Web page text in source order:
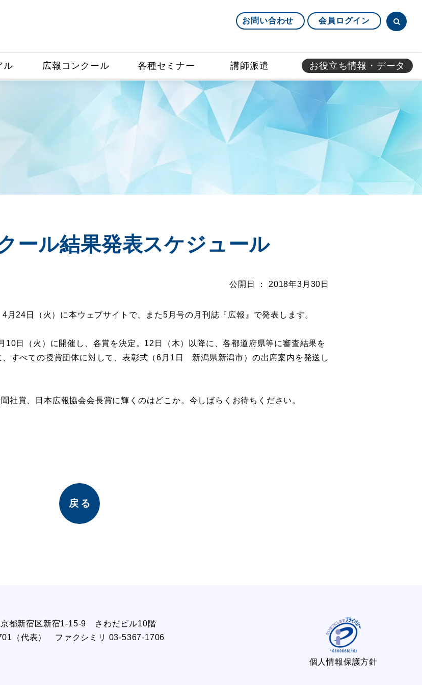
お問い合わせ
会員ログイン
ル 広報コンクール 各種セミナー 講師派遣 お役立ち情報・データ
ール結果発表スケジュール
公開日 ： 2018年3月30日
月24日（火）に本ウェブサイトで、また5月号の月刊誌『広報』で発表します。
10日（火）に開催し、各賞を決定。12日（木）以降に、各都道府県等に審査結果を
すべての授賞団体に対して、表彰式（6月1日 新潟県新潟市）の出席案内を発送し
社賞、日本広報協会会長賞に輝くのはどこか。今しばらくお待ちください。
戻る
都新宿区新宿1-15-9 さわだビル10階
（代表）
ファクシミリ 03-5367-1706
個人情報保護方針